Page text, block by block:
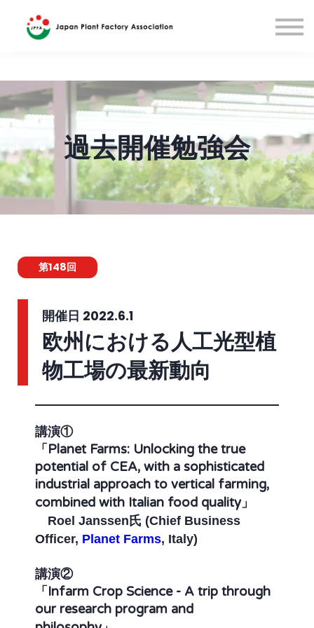
過去開催勉強会
第148回
開催日 2022.6.1
欧州における人工光型植
物工場の最新動向
講演①
「Planet Farms: Unlocking the true
potential of CEA, with a sophisticated
industrial approach to vertical farming,
combined with Italian food quality」
Roel Janssen氏 (Chief Business
Officer, Planet Farms, Italy)
講演②
「Infarm Crop Science - A trip through
our research program and